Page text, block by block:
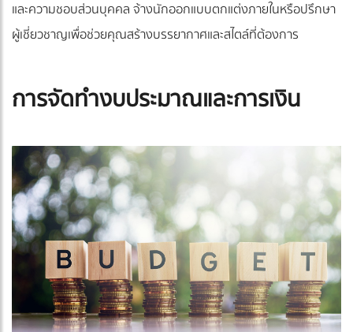
และความชอบส่วนบุคคล จ้างนักออกแบบตกแต่งภายในหรือปรึกษา
ผู้เชี่ยวชาญเพื่อช่วยคุณสร้างบรรยากาศและสไตล์ที่ต้องการ
การจัดทำงบประมาณและการเงิน